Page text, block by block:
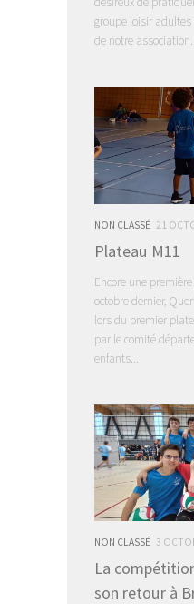
groupe loisir
de notre
NON CLASSÉ 21
Plateau M11
Encore une
octobre dernier,
lors du premier
par le comité
enfants...
NON CLASSÉ 3
La
son retour à